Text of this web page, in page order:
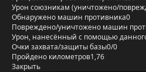
Урон союзникам (уничтожено/
Обнаружено машин противника0
Повреждено/уничтожено машин
Урон, нанесённый с помощью
Очки захвата/защиты базы0/0
Пройдено километров1,76
Закрыть